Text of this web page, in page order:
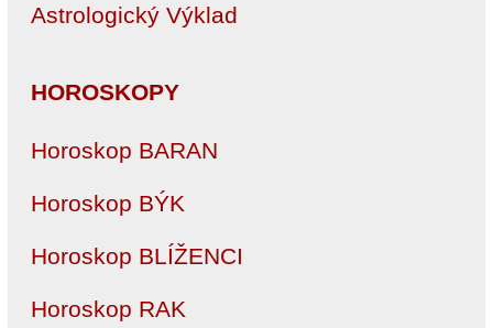
Astrologický Výklad
HOROSKOPY
Horoskop BARAN
Horoskop BÝK
Horoskop BLÍŽENCI
Horoskop RAK